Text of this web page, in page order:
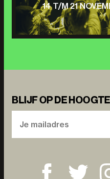
14 T/M 21
BLIJF OP DE HOOGTE